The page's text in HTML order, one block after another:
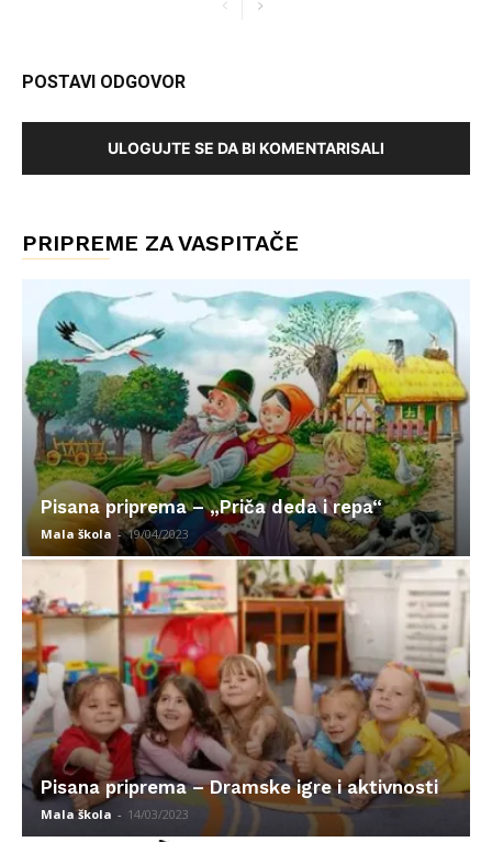
POSTAVI ODGOVOR
ULOGUJTE SE DA BI KOMENTARISALI
PRIPREME ZA VASPITAČE
Pisana priprema – „Priča deda i repa“
Mala škola - 19/04/2023
Pisana priprema – Dramske igre i aktivnosti
Mala škola - 14/03/2023